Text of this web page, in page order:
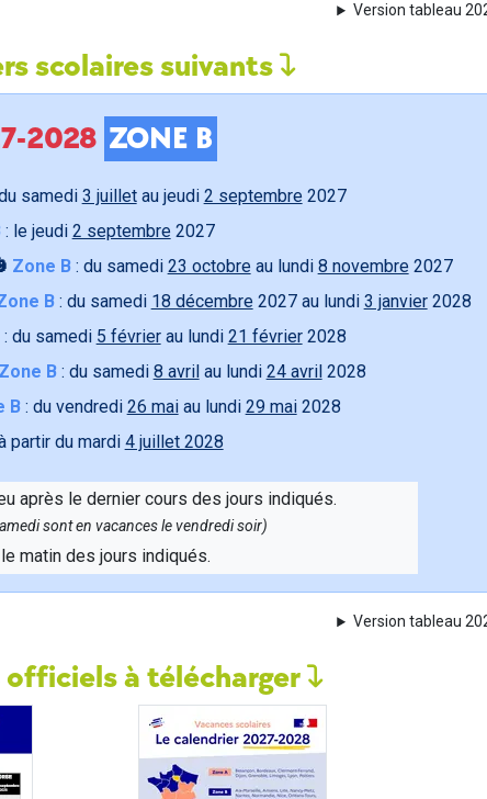
Version tableau
scolaires suivants
2028 ZONE B
samedi 3 juilletau jeudi 2 septembre 2027
: le jeudi 2 septembre 2027
Zone B: du samedi 23 octobre au lundi 8 novembre 2027
B: du samedi 18 décembre 2027 au lundi 3 janvier2028
: du samedi 5 févrierau lundi 21 février2028
Zone B: du samedi 8 avril au lundi 24 avril 2028
B: du vendredi 26 maiau lundi 29 mai2028
partir du mardi 4 juillet 2028
après le dernier cours des jours indiqués.
sont en vacances le vendredi soir)
matin des jours indiqués.
Version tableau
officiels à télécharger